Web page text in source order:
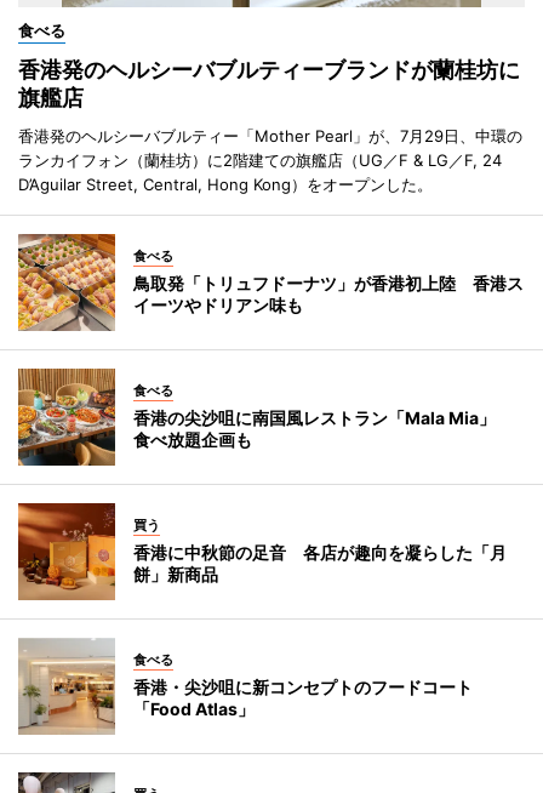
食べる
香港発のヘルシーバブルティーブランドが蘭桂坊に
旗艦店
香港発のヘルシーバブルティー「Mother Pearl」が、7月29日、中環の
ランカイフォン（蘭桂坊）に2階建ての旗艦店（UG／F & LG／F, 24
D’Aguilar Street, Central, Hong Kong）をオープンした。
食べる
鳥取発「トリュフドーナツ」が香港初上陸 香港ス
イーツやドリアン味も
食べる
香港の尖沙咀に南国風レストラン「Mala Mia」
食べ放題企画も
買う
香港に中秋節の足音 各店が趣向を凝らした「月
餅」新商品
食べる
香港・尖沙咀に新コンセプトのフードコート
「Food Atlas」